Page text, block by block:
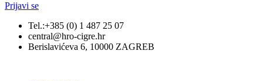
Prijavi se
Tel.:+385 (0) 1 487 25 07
central@hro-cigre.hr
Berislavićeva 6, 10000 ZAGREB